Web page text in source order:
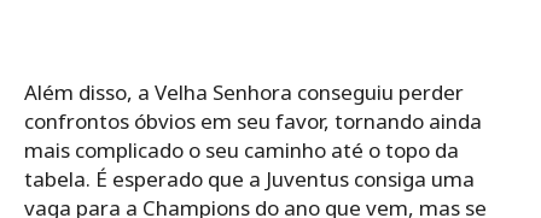
Além disso, a Velha Senhora conseguiu perder
confrontos óbvios em seu favor, tornando ainda
mais complicado o seu caminho até o topo da
tabela. É esperado que a Juventus consiga uma
vaga para a Champions do ano que vem, mas se